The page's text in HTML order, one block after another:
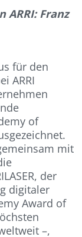
ARRI: Franz
für den
ARRI
of
mit
der
digitaler
Award of
–,